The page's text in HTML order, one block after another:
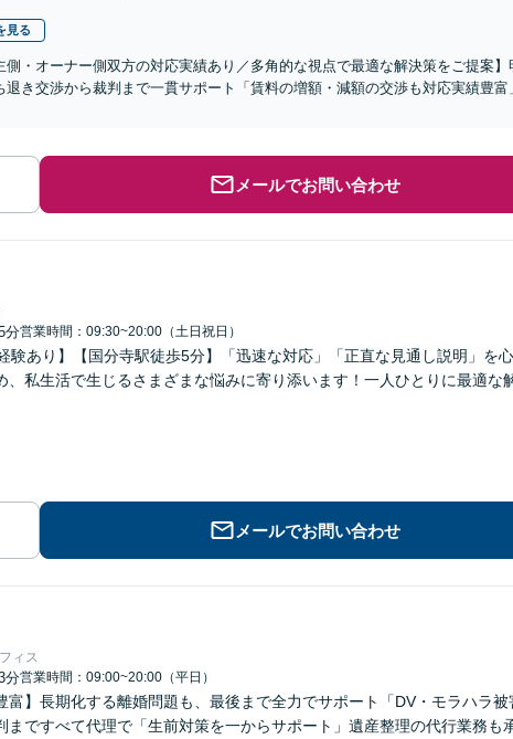
見る
・オーナー側双方の対応実績あり／多角的な視点で最適な解決策をご提案】
き交渉から裁判まで一貫サポート「賃料の増額・減額の交渉も対応実績豊富
メールでお問い合わせ
分営業時間：09:30~20:00（土日祝日）
験あり】【国分寺駅徒歩5分】「迅速な対応」「正直な見通し説明」を心
私生活で生じるさまざまな悩みに寄り添います！一人ひとりに最適な
メールでお問い合わせ
ィス
分営業時間：09:00~20:00（平日）
富】長期化する離婚問題も、最後まで全力でサポート「DV・モラハラ被
ですべて代理で「生前対策を一からサポート」遺産整理の代行業務も